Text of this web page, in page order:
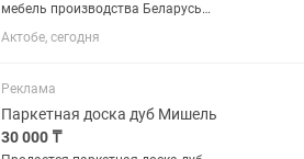
мебель производства Беларусь
премиум класса. Состояние отличное.
В комплекте идет диван угловой на
раскладной, ортопедический матрас....
Актобе, сегодня
Реклама
Паркетная доска дуб Мишель
30 000 ₸